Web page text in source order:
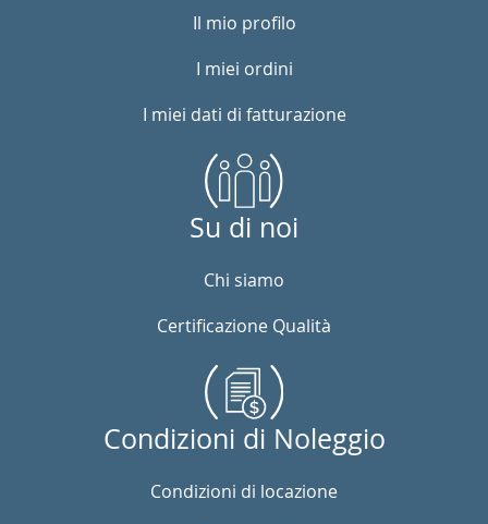
Il mio profilo
I miei ordini
I miei dati di fatturazione
Su di noi
Chi siamo
Certificazione Qualità
Condizioni di Noleggio
Condizioni di locazione